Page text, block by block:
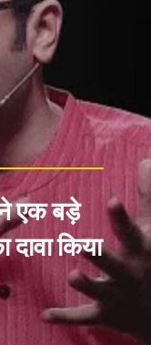
एक बड़े
घोटाले का पर्दाफाश करने का दावा किया